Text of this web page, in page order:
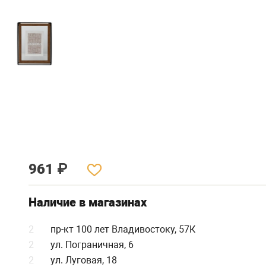
961 ₽
Наличие в магазинах
2
пр-кт 100 лет Владивостоку, 57К
2
ул. Пограничная, 6
2
ул. Луговая, 18